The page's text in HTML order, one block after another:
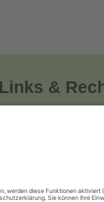
Links &